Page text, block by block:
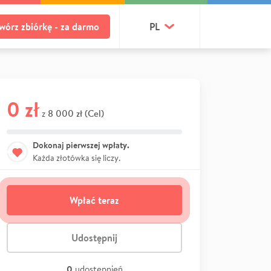
zbiórkę - za darmo PL
0 zł z 8 000 zł (Cel)
Dokonaj pierwszej wpłaty.
Każda złotówka się liczy.
Wpłać teraz
Udostępnij